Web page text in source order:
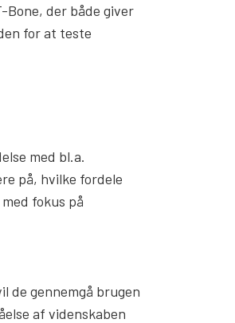
der både giver
for at teste
med bl.a.
på, hvilke fordele
fokus på
de gennemgå brugen
af videnskaben